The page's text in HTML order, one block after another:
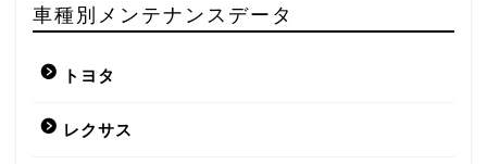
車種別メンテナンスデータ
トヨタ
レクサス